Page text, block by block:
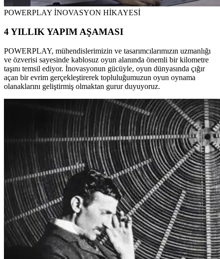
POWERPLAY İNOVASYON HİKAYESİ
4 YILLIK YAPIM AŞAMASI
POWERPLAY, mühendislerimizin ve tasarımcılarımızın uzmanlığı
ve özverisi sayesinde kablosuz oyun alanında önemli bir kilometre
taşını temsil ediyor. İnovasyonun gücüyle, oyun dünyasında çığır
açan bir evrim gerçekleştirerek topluluğumuzun oyun oynama
olanaklarını geliştirmiş olmaktan gurur duyuyoruz.